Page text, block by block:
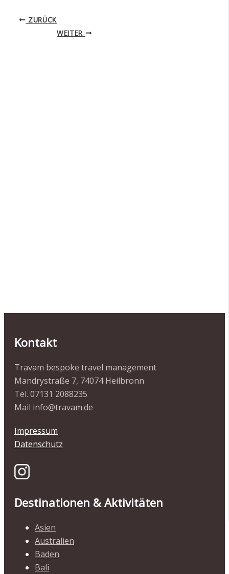
ZURÜCK
WEITER
Kontakt
Travam bespoke travel management
Mandrystraße 7, 74074 Heilbronn
Tel. 07131 2088235
Mail info@travam.de
Impressum
Datenschutz
Destinationen & Aktivitäten
Asien
Australien
Baden
Bali